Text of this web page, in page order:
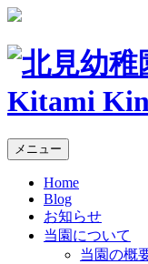
Kitami
メニュー
Home
Blog
お知らせ
当園について
当園の概